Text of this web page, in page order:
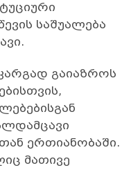
საშუალება
გაიაზროს
ერთიანობაში.
მათივე